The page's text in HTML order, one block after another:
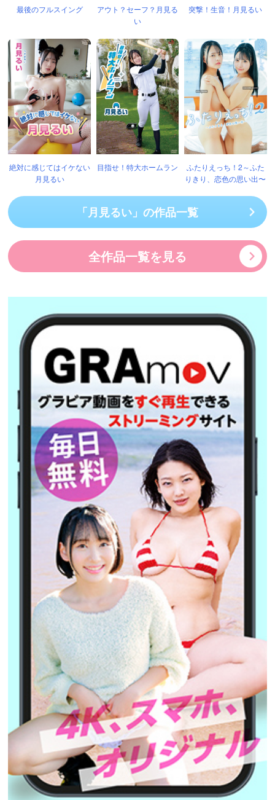
最後のフルスイング
アウト？セーフ？月見る
い
突撃！生音！月見るい
絶対に感じてはイケない
月見るい
目指せ！特大ホームラン
ふたりえっち！2～ふた
りきり、恋色の思い出〜
「月見るい」の作品一覧
全作品一覧を見る